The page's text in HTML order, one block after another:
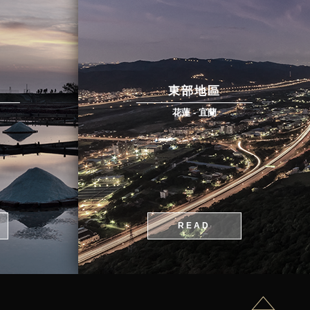
東部地區
花蓮 - 宜蘭
READ